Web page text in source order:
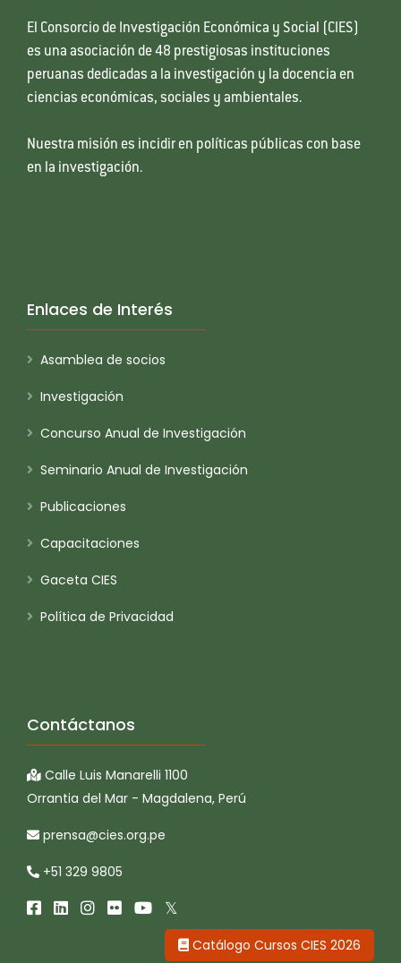
El Consorcio de Investigación Económica y Social (CIES)
es una asociación de 48 prestigiosas instituciones
peruanas dedicadas a la investigación y la docencia en
ciencias económicas, sociales y ambientales.
Nuestra misión es incidir en políticas públicas con base
en la investigación.
Enlaces de Interés
Asamblea de socios
Investigación
Concurso Anual de Investigación
Seminario Anual de Investigación
Publicaciones
Capacitaciones
Gaceta CIES
Política de Privacidad
Contáctanos
Calle Luis Manarelli 1100
Orrantia del Mar - Magdalena, Perú
prensa@cies.org.pe
+51 329 9805
Catálogo Cursos CIES 2026